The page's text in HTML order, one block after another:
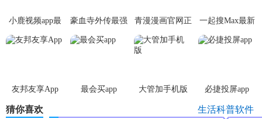
活，让用户更加关注环境保护。
5. 科普教育：提供科学知识、教育资讯、学习资源等，帮助
【科普龙江app亮点】
1. 界面简洁：应用界面简洁明了，
清晰，使用起来非常
小鹿视频app最
新版
豪血寺外传最强
传说无限血版
青漫漫画官网正
版
一起搜Max最新
版
友邦友享App 最会买app 大管加手机版 必捷投屏app
猜你喜欢
生活科普软件